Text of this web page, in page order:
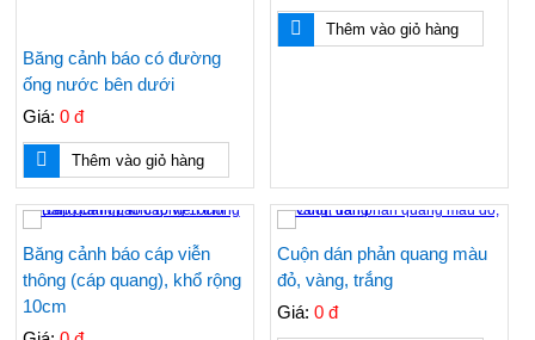
Băng cảnh báo có đường
ống nước bên dưới
Giá: 0 đ
Thêm vào giỏ hàng
Thêm vào giỏ hàng
Băng cảnh báo cáp viễn
thông (cáp quang), khổ rộng
10cm
Cuộn dán phản quang màu
đỏ, vàng, trắng
Giá: 0 đ